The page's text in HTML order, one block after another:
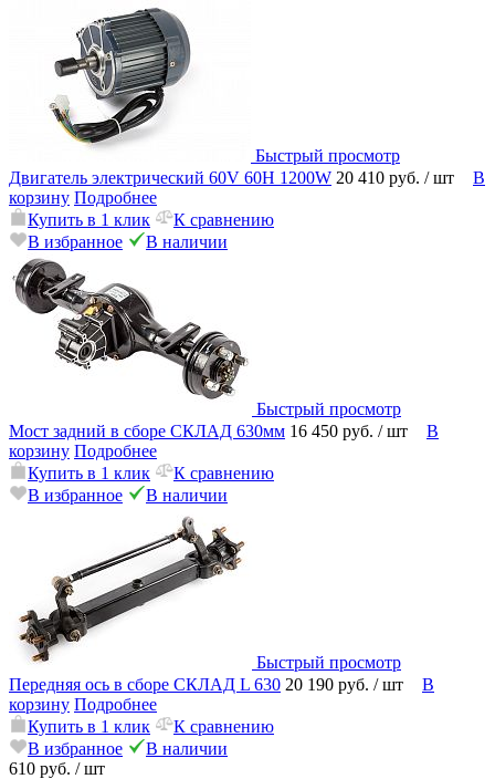
Быстрый просмотр
Двигатель электрический 60V 60Н 1200W 20 410 руб. / шт
В
корзину Подробнее
Купить в 1 клик
К сравнению
В избранное
В наличии
Быстрый просмотр
Мост задний в сборе СКЛАД 630мм 16 450 руб. / шт
В
корзину Подробнее
Купить в 1 клик
К сравнению
В избранное
В наличии
Быстрый просмотр
Передняя ось в сборе СКЛАД L 630 20 190 руб. / шт
В
корзину Подробнее
Купить в 1 клик
К сравнению
В избранное
В наличии
610 руб. / шт